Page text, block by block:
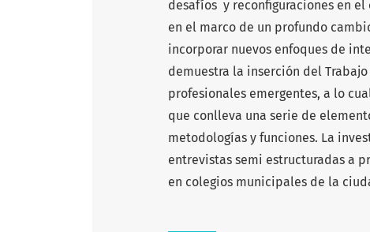
desafíos y reconfiguraciones en
en el marco de un profundo
incorporar nuevos enfoques de
demuestra la inserción del
profesionales emergentes, a lo
que conlleva una serie de
metodologías y funciones. La
entrevistas semi estructuradas a
en colegios municipales de la